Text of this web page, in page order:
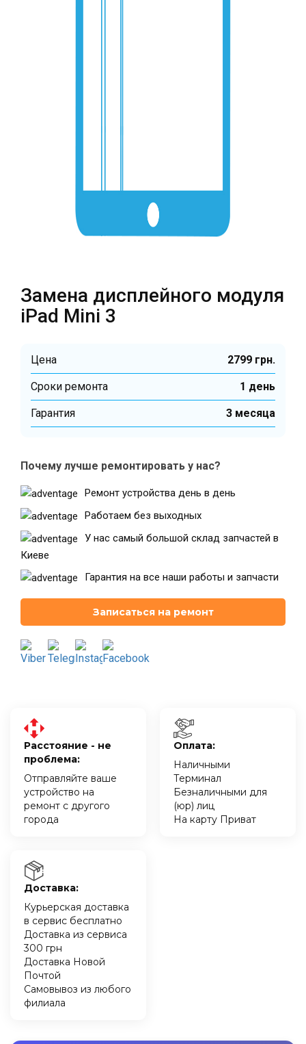
RU UK
Замена дисплейного модуля
iPad Mini 3
Цена 2799 грн.
Cроки ремонта 1 день
Гарантия 3 месяца
Почему лучше ремонтировать у нас?
Ремонт устройства день в день
Работаем без выходных
У нас самый большой склад запчастей в
Киеве
Гарантия на все наши работы и запчасти
Записаться на ремонт
Расстояние - не
проблема:
Отправляйте ваше
устройство на
ремонт с другого
города
Оплата:
Наличными
Терминал
Безналичными для
(юр) лиц
На карту Приват
Доставка:
Курьерская доставка
в сервис бесплатно
Доставка из сервиса
300 грн
Доставка Новой
Почтой
Самовывоз из любого
филиала